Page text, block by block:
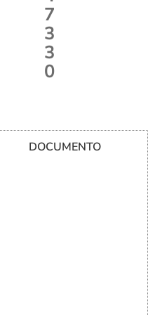
7
3
3
0
DOCUMENTO